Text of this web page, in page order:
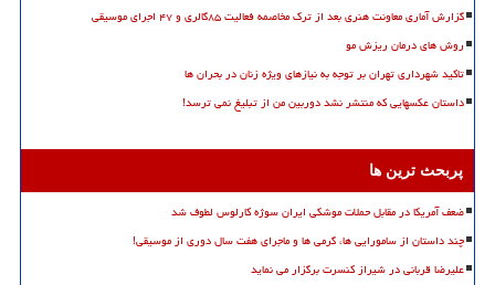
گزارش آماری معاونت هنری بعد از ترک مخاصمه فعالیت ۸۵گالری و ۴۷ اجرای موسیقی
روش های درمان ریزش مو
تاکید شهرداری تهران بر توجه به نیازهای ویژه زنان در بحران ها
داستان عکسهایی که منتشر نشد دوربین من از تبلیغ نمی ترسد!
پربحث ترین ها
ضعف آمریکا در مقابل حملات موشکی ایران سوژه کارلوس لطوف شد
چند داستان از سامورایی ها، گرمی ها و ماجرای هفت سال دوری از موسیقی!
علیرضا قربانی در شیراز کنسرت برگزار می نماید